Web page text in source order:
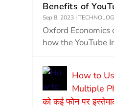
Benefits of
Sep 8, 2023 |
Oxford
how the YouTube
How to
Multiple
को कई फोन पर